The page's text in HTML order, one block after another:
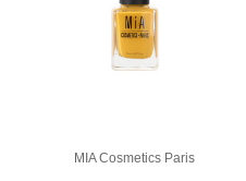
MIA Cosmetics Paris